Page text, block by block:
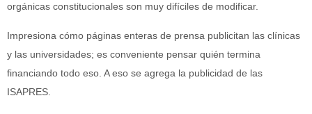
orgánicas constitucionales son muy difíciles de modificar.
Impresiona cómo páginas enteras de prensa publicitan las clínicas
y las universidades; es conveniente pensar quién termina
financiando todo eso. A eso se agrega la publicidad de las
ISAPRES.